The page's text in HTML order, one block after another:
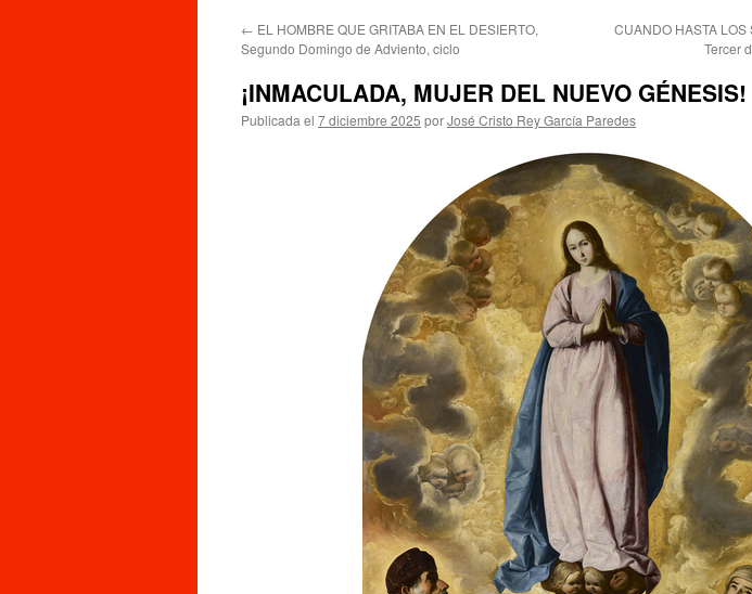
← EL HOMBRE QUE GRITABA EN EL DESIERTO,
Segundo Domingo de Adviento, ciclo
CUANDO HASTA
Tercer
¡INMACULADA, MUJER DEL NUEVO GÉNESIS!
Publicada el 7 diciembre 2025 porJosé Cristo Rey García Paredes